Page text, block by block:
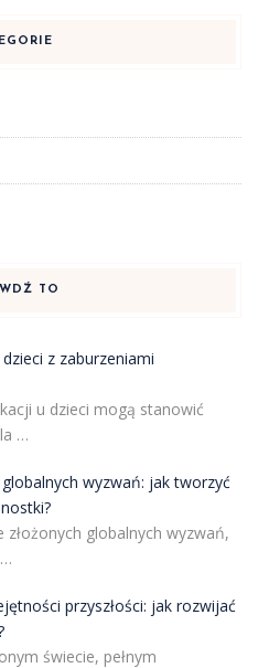
TO
z zaburzeniami
u dzieci mogą stanowić
…
wyzwań: jak tworzyć
złożonych globalnych wyzwań,
przyszłości: jak rozwijać
świecie, pełnym